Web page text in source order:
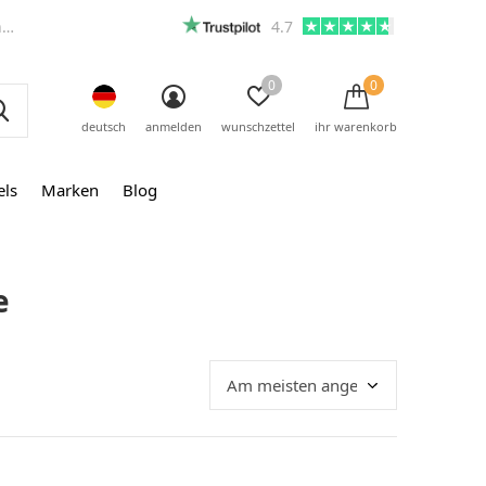
Marken Blog
deutsch anmelden wunschzettel
0
ihr warenkorb
0
4.7